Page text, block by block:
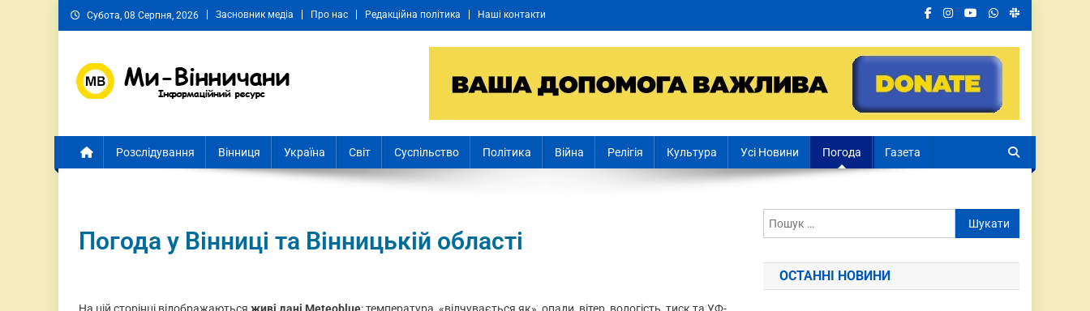
Субота, 08 Серпня, 2026 Засновник медіа Про нас Редакційна політика Наші контакти
Розслідування Вінниця Україна Світ Суспільство Політика Війна Релігія Культура Усі Новини Погода Газета
Погода у Вінниці та Вінницькій області
ОСТАННІ НОВИНИ